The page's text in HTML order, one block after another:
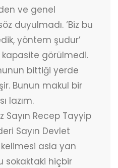
ve genel
duyulmadı. ‘Biz bu
yöntem şudur’
kapasite görülmedi.
bittiği yerde
Bunun makul bir
lazım.
Sayın Recep Tayyip
Sayın Devlet
kelimesi asla yan
sokaktaki hiçbir